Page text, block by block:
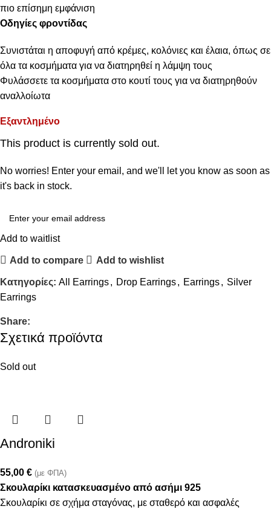
πιο επίσημη εμφάνιση
Οδηγίες φροντίδας
Συνιστάται η αποφυγή από κρέμες, κολόνιες και έλαια, όπως σε
όλα τα κοσμήματα για να διατηρηθεί η λάμψη τους
Φυλάσσετε τα κοσμήματα στο κουτί τους για να διατηρηθούν
αναλλοίωτα
Εξαντλημένο
This product is currently sold out.
No worries! Enter your email, and we'll let you know as soon as
it's back in stock.
Add to waitlist
Add to compare Add to wishlist
Κατηγορίες: All Earrings, Drop Earrings, Earrings, Silver
Earrings
Share:
Σχετικά προϊόντα
Sold out
Androniki
55,00 € (με ΦΠΑ)
Σκουλαρίκι κατασκευασμένο από ασήμι 925
Σκουλαρίκι σε σχήμα σταγόνας, με σταθερό και ασφαλές